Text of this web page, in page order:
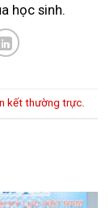
học sinh.
kết thường trực.